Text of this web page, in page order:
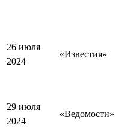
26 июля
2024
«Известия»
29 июля
2024
«Ведомости»